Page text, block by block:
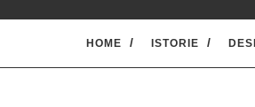
HOME ISTORIE